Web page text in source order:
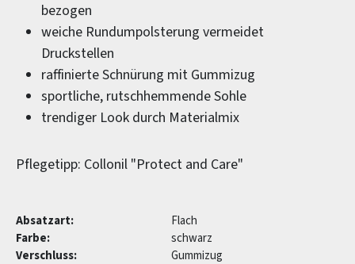
bezogen
weiche Rundumpolsterung vermeidet
Druckstellen
raffinierte Schnürung mit Gummizug
sportliche, rutschhemmende Sohle
trendiger Look durch Materialmix
Pflegetipp: Collonil "Protect and Care"
Absatzart:
Flach
Farbe:
schwarz
Verschluss:
Gummizug